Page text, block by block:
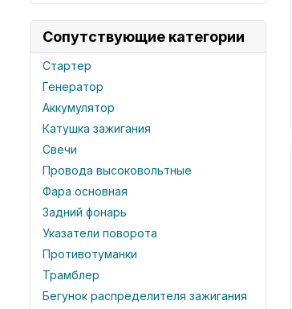
Сопутствующие категории
Стартер
Генератор
Аккумулятор
Катушка зажигания
Свечи
Провода высоковольтные
Фара основная
Задний фонарь
Указатели поворота
Противотуманки
Трамблер
Бегунок распределителя зажигания